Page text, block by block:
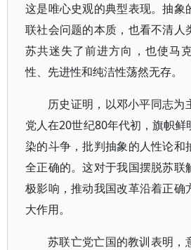
这是唯心史观的典型表现。抽象
联社会问题的本质，也看不清人
苏共迷失了前进方向，也使马
性、先进性和纯洁性荡然无存。
历史证明，以邓小平同志为
党人在20世纪80年代初，旗帜
染的斗争，批判抽象的人性论和
全正确的。这对于我国摆脱苏联
极影响，推动我国改革沿着正确
大作用。
苏联亡党亡国的教训表明，